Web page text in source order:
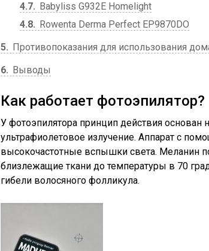
4.7
Babyliss G932E Homelight
4.8
Rowenta Derma Perfect EP9870DO
5
Противопоказания для использования
6
Выводы
Как работает фотоэпилятор?
У фотоэпилятора принцип действия основан
ультрафиолетовое излучение. Аппарат с
высокочастотные вспышки света. Меланин
близлежащие ткани до температуры в 70
гибели волосяного фолликула.